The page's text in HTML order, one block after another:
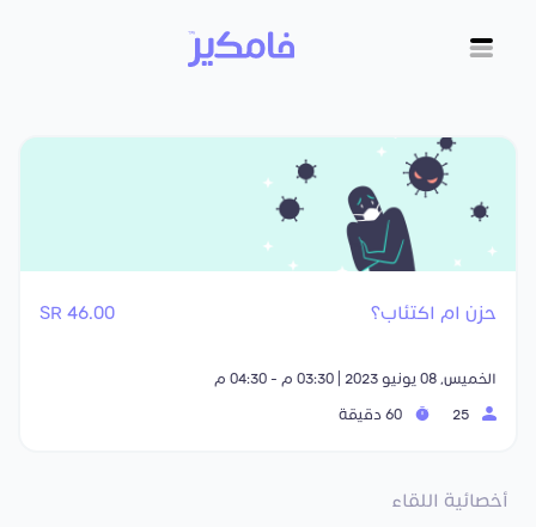
حزن ام اكتئاب؟ 46.00 SR
الخميس, 08 يونيو 2023 | 03:30 م - 04:30 م
أخصائية اللقاء